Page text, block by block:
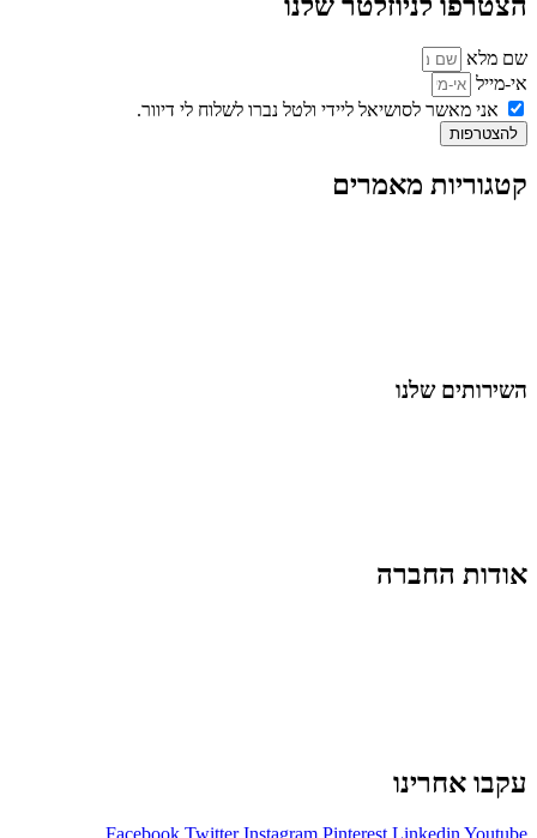
שם מלא
אי-מייל
אני מאשר לסושיאל ליידי ולטל נברו לשלוח לי דיוור.
להצטרפות
קטגוריות מאמרים
השירותים שלנו
אודות החברה
עקבו אחרינו